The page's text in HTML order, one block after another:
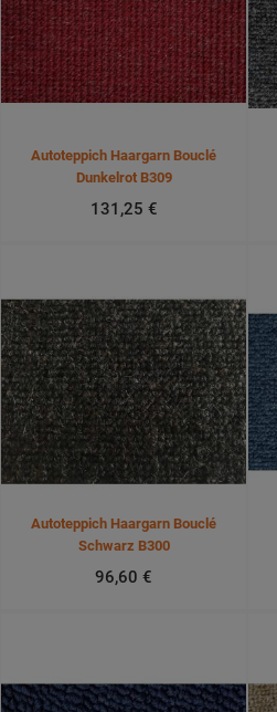
Autoteppich Haargarn Bouclé
Dunkelrot B309
131,25 €
Autoteppich Haargarn Bouclé
Schwarz B300
96,60 €